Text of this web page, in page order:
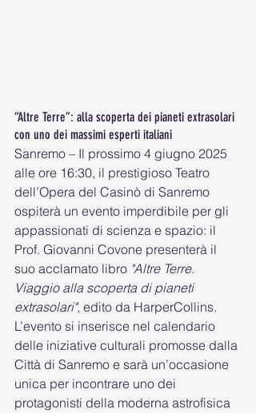
“Altre Terre”: alla scoperta dei pianeti extrasolari
con uno dei massimi esperti italiani
Sanremo – Il prossimo 4 giugno 2025
alle ore 16:30, il prestigioso Teatro
dell’Opera del Casinò di Sanremo
ospiterà un evento imperdibile per gli
appassionati di scienza e spazio: il
Prof. Giovanni Covone presenterà il
suo acclamato libro "Altre Terre.
Viaggio alla scoperta di pianeti
extrasolari", edito da HarperCollins.
L’evento si inserisce nel calendario
delle iniziative culturali promosse dalla
Città di Sanremo e sarà un’occasione
unica per incontrare uno dei
protagonisti della moderna astrofisica